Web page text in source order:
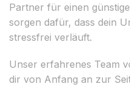
Partner für einen
sorgen dafür, dass dein
stressfrei verläuft.
Unser erfahrenes Team
dir von Anfang an zur